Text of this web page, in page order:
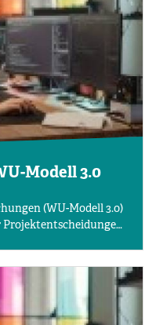
Modell 3.0
(WU-Modell 3.0)
Projektentscheidungen